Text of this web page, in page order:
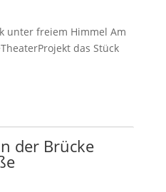
unter freiem Himmel Am
das Stück
der Brücke